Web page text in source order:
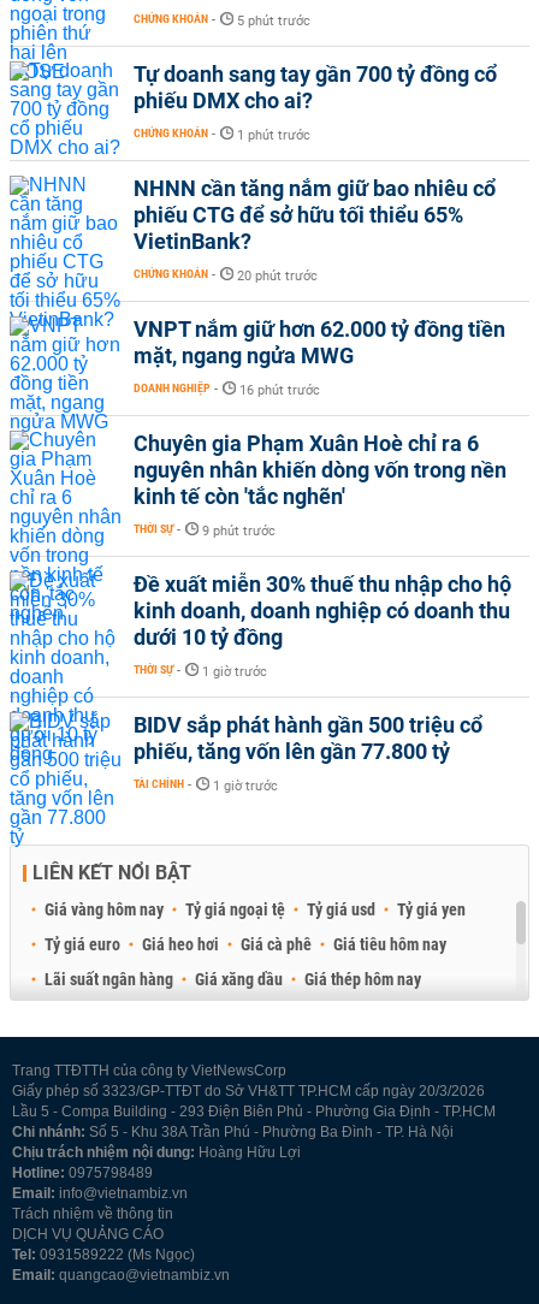
CHỨNG KHOÁN - 5 phút trước
Tự doanh sang tay gần 700 tỷ đồng cổ
phiếu DMX cho ai?
CHỨNG KHOÁN - 1 phút trước
NHNN cần tăng nắm giữ bao nhiêu cổ
phiếu CTG để sở hữu tối thiểu 65%
VietinBank?
CHỨNG KHOÁN - 20 phút trước
VNPT nắm giữ hơn 62.000 tỷ đồng tiền
mặt, ngang ngửa MWG
DOANH NGHIỆP - 16 phút trước
Chuyên gia Phạm Xuân Hoè chỉ ra 6
nguyên nhân khiến dòng vốn trong nền
kinh tế còn 'tắc nghẽn'
THỜI SỰ - 9 phút trước
Đề xuất miễn 30% thuế thu nhập cho hộ
kinh doanh, doanh nghiệp có doanh thu
dưới 10 tỷ đồng
THỜI SỰ - 1 giờ trước
BIDV sắp phát hành gần 500 triệu cổ
phiếu, tăng vốn lên gần 77.800 tỷ
TÀI CHÍNH - 1 giờ trước
LIÊN KẾT NỔI BẬT
Giá vàng hôm nay Tỷ giá ngoại tệ Tỷ giá usd
Tỷ giá yen
Tỷ giá euro
Giá heo hơi Giá cà phê
Giá tiêu hôm nay
Lãi suất ngân hàng
Giá xăng dầu
Giá thép hôm nay
Trang TTĐTTH của công ty VietNewsCorp
Giấy phép số 3323/GP-TTĐT do Sở VH&TT TP.HCM cấp ngày 20/3/2026
Lầu 5 - Compa Building - 293 Điện Biên Phủ - Phường Gia Định - TP.HCM
Chi nhánh: Số 5 - Khu 38A Trần Phú - Phường Ba Đình - TP. Hà Nội
Chịu trách nhiệm nội dung: Hoàng Hữu Lợi
Hotline: 0975798489
Email: info@vietnambiz.vn
Trách nhiệm về thông tin
DỊCH VỤ QUẢNG CÁO
Tel: 0931589222 (Ms Ngọc)
Email: quangcao@vietnambiz.vn